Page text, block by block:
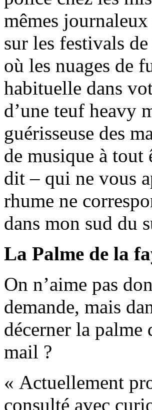
mêmes
sur les festivals
où les nuages de
habituelle dans
d’une teuf heavy
guérisseuse des
de musique à tout
dit – qui ne vous
rhume ne
dans mon sud du
La Palme de la
On n’aime pas
demande, mais
décerner la
mail ?
« Actuellement
consulté avec